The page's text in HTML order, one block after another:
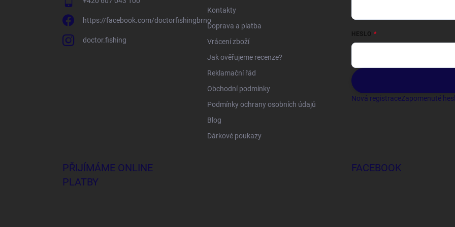
https://facebook.com/doctorfishingbrno
doctor.fishing
Kontakty
Doprava a platba
Vrácení zboží
Jak ověřujeme recenze?
Reklamační řád
Obchodní podmínky
Podmínky ochrany osobních údajů
Blog
Dárkové poukazy
HESLO
Nová registraceZapomenuté
PŘIJÍMÁME ONLINE
PLATBY
FACEBOOK